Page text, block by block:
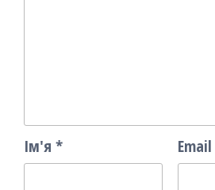
Ім'я * Email